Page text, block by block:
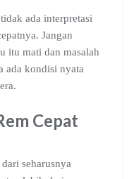
ada interpretasi
Jangan
itu mati dan masalah
ada kondisi nyata
Cepat
seharusnya